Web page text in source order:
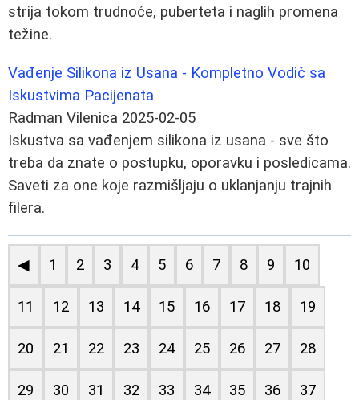
strija tokom trudnoće, puberteta i naglih promena
težine.
Vađenje Silikona iz Usana - Kompletno Vodič sa
Iskustvima Pacijenata
Radman Vilenica 2025-02-05
Iskustva sa vađenjem silikona iz usana - sve što
treba da znate o postupku, oporavku i posledicama.
Saveti za one koje razmišljaju o uklanjanju trajnih
filera.
◀ 1 2 3 4 5 6 7 8 9 10
11 12 13 14 15 16 17 18 19
20 21 22 23 24 25 26 27 28
29 30 31 32 33 34 35 36 37